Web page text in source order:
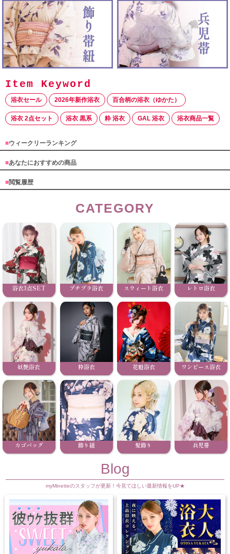
浴衣セール 2026年新作浴衣 百合柄の浴衣（ゆかた）
浴衣 2点セット 浴衣 黒系 粋 浴衣 GAL 浴衣 浴衣商品一覧
■ウィークリーランキング
■あなたにおすすめの商品
■閲覧履歴
CATEGORY
浴衣3点SET プチプラ浴衣 スウィート浴衣 レトロ浴衣
妖艶浴衣 粋浴衣 花魁浴衣 ワンピース浴衣
カゴバッグ 飾り紐 髪飾り 兵児帯
Blog
myMinetteのスタッフが更新！今見てほしい最新情報をUP★